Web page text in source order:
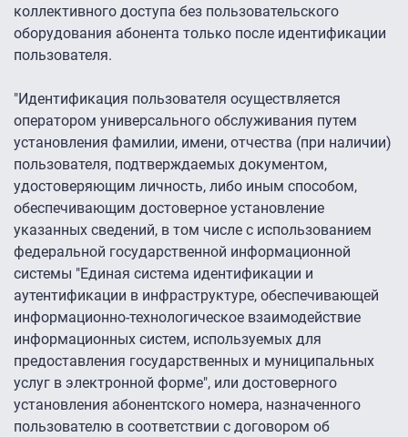
коллективного доступа без пользовательского
оборудования абонента только после идентификации
пользователя.
"Идентификация пользователя осуществляется
оператором универсального обслуживания путем
установления фамилии, имени, отчества (при наличии)
пользователя, подтверждаемых документом,
удостоверяющим личность, либо иным способом,
обеспечивающим достоверное установление
указанных сведений, в том числе с использованием
федеральной государственной информационной
системы "Единая система идентификации и
аутентификации в инфраструктуре, обеспечивающей
информационно-технологическое взаимодействие
информационных систем, используемых для
предоставления государственных и муниципальных
услуг в электронной форме", или достоверного
установления абонентского номера, назначенного
пользователю в соответствии с договором об